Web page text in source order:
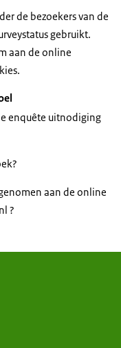
de bezoekers van de
gebruikt.
aan de online
enquête uitnodiging
aan de online
?